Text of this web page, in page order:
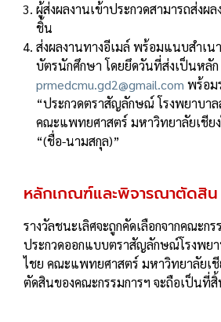
ผู้ส่งผลงานเข้าประกวดสามารถส่งผ
ชิ้น
ส่งผลงานทางอีเมล์ พร้อมแนบสําเ
บัตรนักศึกษา โดยยึดวันที่ส่งเป็นหลัก
prmedcmu.gd2@gmail.com พร้อม
“ประกวดตราสัญลักษณ์ โรงพยาบา
คณะแพทยศาสตร์ มหาวิทยาลัยเชีย
“(ชื่อ-นามสกุล)”
หลักเกณฑ์และพิจารณาตัดสิน
รางวัลชนะเลิศจะถูกคัดเลือกจากคณะก
ประกวดออกแบบตราสัญลักษณ์โรงพย
ไชย คณะแพทยศาสตร์ มหาวิทยาลัยเชี
ตัดสินของคณะกรรมการฯ จะถือเป็นที่